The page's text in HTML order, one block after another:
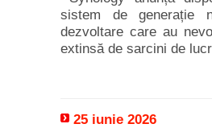
sistem de generație
dezvoltare care au
extinsă de sarcini de
25 iunie 2026